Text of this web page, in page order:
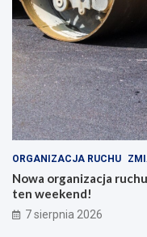
ORGANIZACJA RUCHU
Nowa organizacja
ten weekend!
7 sierpnia 2026